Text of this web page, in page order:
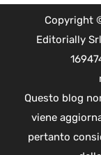
Copyright
Editorially
Questo blog
viene
pertanto